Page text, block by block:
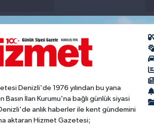
Denizli'de 1976 yılından bu yana
Basın İlan Kurumu'na bağlı günlük siyasi
anlık haberler ile kent gündemini
aktaran Hizmet Gazetesi;